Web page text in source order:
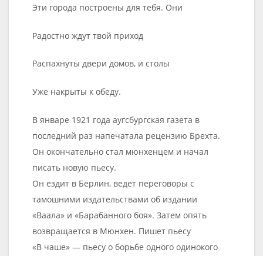
Эти города построены для тебя. Они
Радостно ждут твой приход
Распахнуты двери домов, и столы
Уже накрыты к обеду.
В январе 1921 года аугсбургская газета в
последний раз напечатала рецензию Брехта.
Он окончательно стал мюнхенцем и начал
писать новую пьесу.
Он ездит в Берлин, ведет переговоры с
тамошними издательствами об издании
«Ваала» и «Барабанного боя». Затем опять
возвращается в Мюнхен. Пишет пьесу
«В чаше» — пьесу о борьбе одного одинокого